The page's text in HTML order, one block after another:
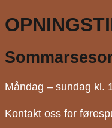
Måndag – sundag kl.
Kontakt oss for